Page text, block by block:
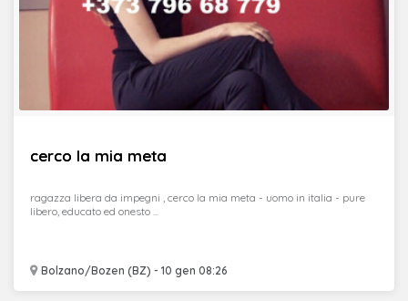
cerco la mia meta
Bolzano/Bozen (BZ) - 10 gen 08:26
ragazza libera da impegni , cerco la mia meta - uomo in italia - pure
libero, educato ed onesto ...